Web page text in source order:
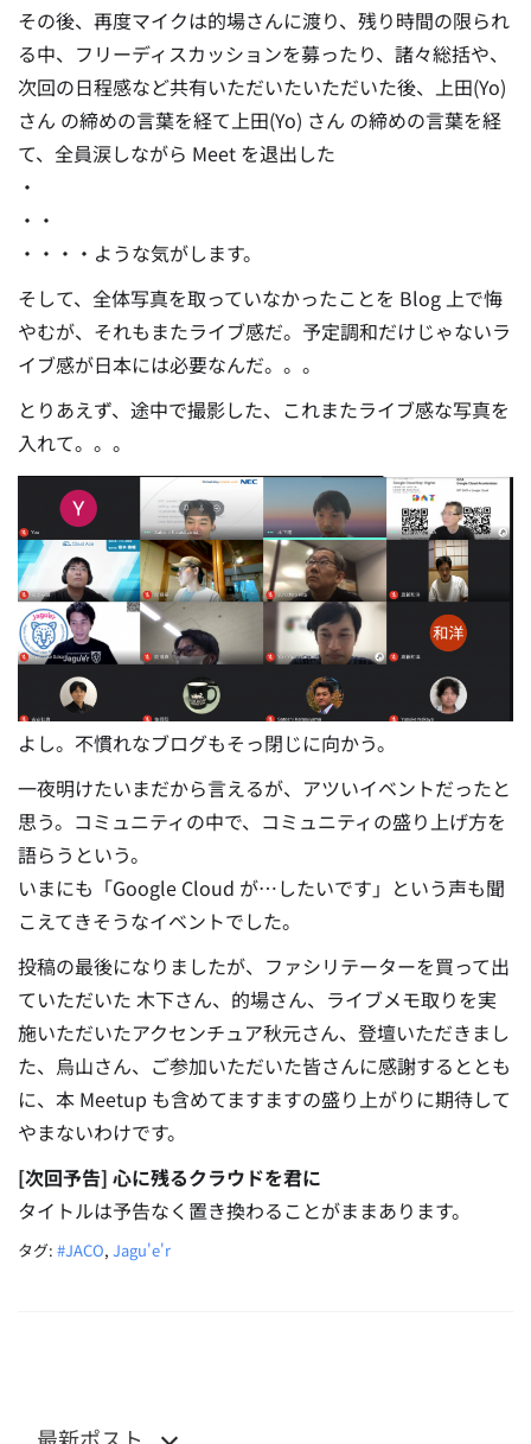
その後、再度マイクは的場さんに渡り、残り時間の限られ
る中、フリーディスカッションを募ったり、諸々総括や、
次回の日程感など共有いただいたいただいた後、上田(Yo)
さん の締めの言葉を経て上田(Yo) さん の締めの言葉を経
て、全員涙しながら Meet を退出した
・
・・
・・・・ような気がします。
そして、全体写真を取っていなかったことを Blog 上で悔
やむが、それもまたライブ感だ。予定調和だけじゃないラ
イブ感が日本には必要なんだ。。。
とりあえず、途中で撮影した、これまたライブ感な写真を
入れて。。。
よし。不慣れなブログもそっ閉じに向かう。
一夜明けたいまだから言えるが、アツいイベントだったと
思う。コミュニティの中で、コミュニティの盛り上げ方を
語らうという。
いまにも「Google Cloud が…したいです」という声も聞
こえてきそうなイベントでした。
投稿の最後になりましたが、ファシリテーターを買って出
ていただいた 木下さん、的場さん、ライブメモ取りを実
施いただいたアクセンチュア秋元さん、登壇いただきまし
た、烏山さん、ご参加いただいた皆さんに感謝するととも
に、本 Meetup も含めてますますの盛り上がりに期待して
やまないわけです。
[次回予告] 心に残るクラウドを君に
タイトルは予告なく置き換わることがままあります。
タグ: #JACO, Jagu'e'r